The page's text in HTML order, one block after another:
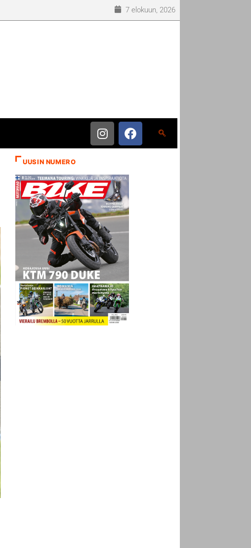
7 elokuun, 2026
UUSIN NUMERO